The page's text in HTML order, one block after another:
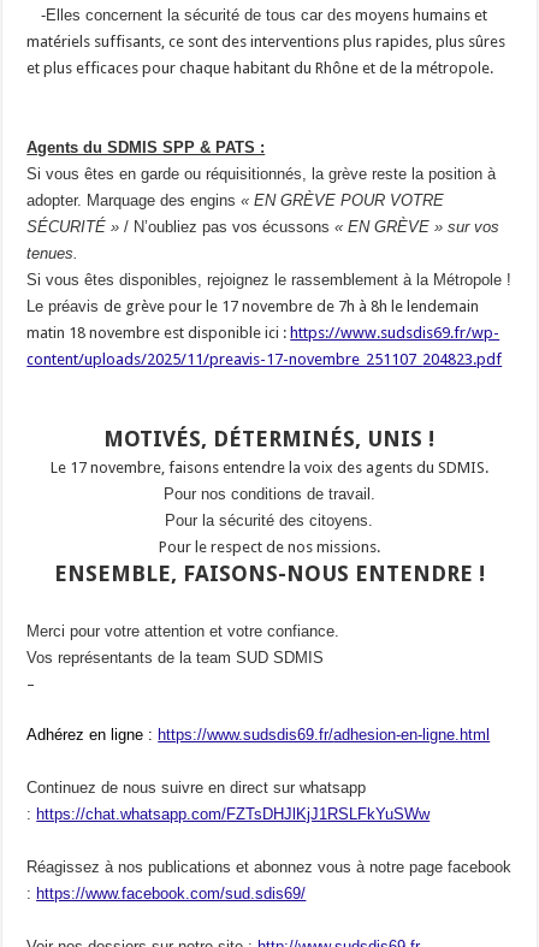
-Elles concernent la sécurité de tous car des moyens humains et
matériels suffisants, ce sont des interventions plus rapides, plus sûres
et plus efficaces pour chaque habitant du Rhône et de la métropole.
Agents du SDMIS SPP & PATS :
Si vous êtes en garde ou réquisitionnés, la grève reste la position à
adopter. Marquage des engins« EN GRÈVE POUR VOTRE
SÉCURITÉ » / N’oubliez pas vos écussons« EN GRÈVE » sur vos
tenues.
Si vous êtes disponibles, rejoignez le rassemblement à la Métropole !
Le préavisde grève pour le 17 novembre de 7h à 8h le lendemain
matin 18 novembre est disponible ici : https://www.sudsdis69.fr/wp-
content/uploads/2025/11/preavis-17-novembre_251107_ 204823.pdf
MOTIVÉS, DÉTERMINÉS, UNIS !
Le 17 novembre, faisons entendre la voix des agents du SDMIS.
Pour nos conditions de travail.
Pour la sécurité des citoyens.
Pour le respect de nos missions.
ENSEMBLE, FAISONS-NOUS ENTENDRE !
Merci pour votre attention et votre confiance.
Vos représentants de la team SUD SDMIS
–
Adhérez en ligne : https://www.sudsdis69.fr/adhesion-en-ligne.html
Continuez de nous suivre en direct sur whatsapp
: https://chat.whatsapp.com/FZTsDHJlKjJ1RSLFkYuSWw
Réagissez à nos publications et abonnez vous à notre page facebook
: https://www.facebook.com/sud.sdis69/